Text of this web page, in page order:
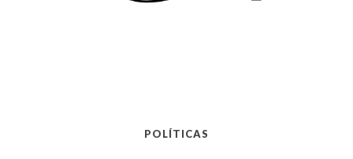
POLÍTICAS